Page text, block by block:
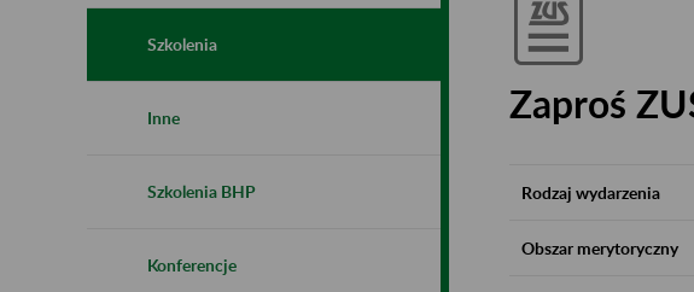
Szkolenia
Inne
Szkolenia BHP
Konferencje
Zaproś
Rodzaj wydarzenia
Obszar merytoryczny